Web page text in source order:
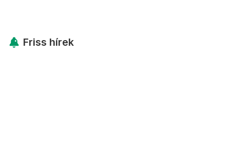
Friss hírek